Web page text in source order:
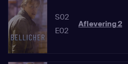
S02
E02
Aflevering 2